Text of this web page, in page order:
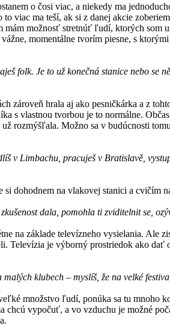
o čosi viac, a niekedy ma
viac ma teší, ak si z danej akcie
možnosť stretnúť ľudí, ktorých
momentálne tvorím piesne, s
folk. Je to už konečná stanice nebo
zároveň hrala aj ako pesničkárka a z
s vlastnou tvorbou je to normálne.
rozmýšľala. Možno sa v budúcnosti
v Limbachu, pracuješ v Bratislavě,
dohodnem na vlakovej stanici a cvičím
dala, pomohla ti zviditelnit se,
na základe televízneho vysielania. Ale
je výborný prostriedok ako
klubech – myslíš, že na velké
množstvo ľudí, ponúka sa tu mnoho
chcú vypočuť, a vo vzduchu je možné